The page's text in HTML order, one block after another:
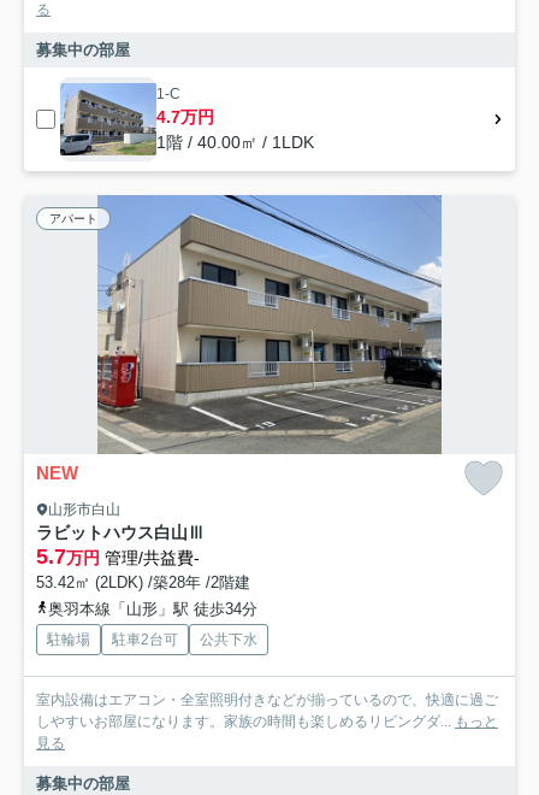
る
募集中の部屋
1-C
4.7万円
1階 / 40.00㎡ / 1LDK
アパート
NEW
山形市白山
ラビットハウス白山Ⅲ
5.7万円 管理/共益費-
53.42㎡ (2LDK) /築28年 /2階建
奥羽本線「山形」駅 徒歩34分
駐輪場 駐車2台可 公共下水
室内設備はエアコン・全室照明付きなどが揃っているので、快適に過ご
しやすいお部屋になります。家族の時間も楽しめるリビングダ... もっと
見る
募集中の部屋